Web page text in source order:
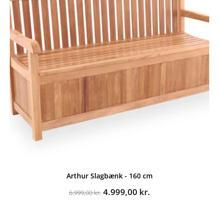
Arthur Slagbænk - 160 cm
6.999,00kr. Den
4.999,00 kr.